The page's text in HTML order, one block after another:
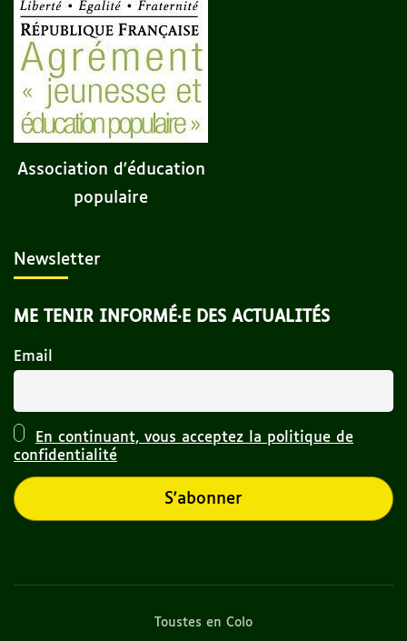
Association d'éducation
populaire
Newsletter
ME TENIR INFORMÉ·E DES ACTUALITÉS
Email
En continuant, vous acceptez la politique de
confidentialité
Toustes en Colo